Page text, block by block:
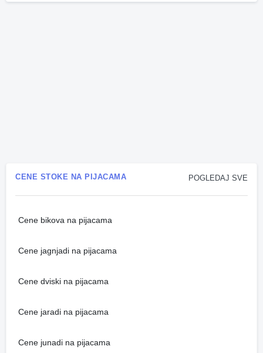
POGLEDAJ SVE
CENE STOKE NA PIJACAMA
Cene bikova na pijacama
Cene jagnjadi na pijacama
Cene dviski na pijacama
Cene jaradi na pijacama
Cene junadi na pijacama